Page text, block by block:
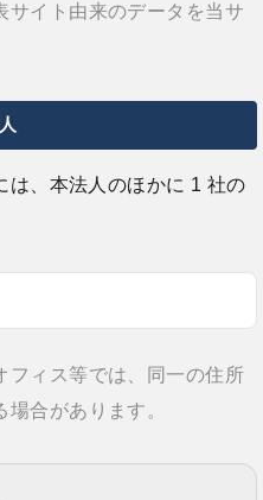
イト由来のデータを当サ
は、本法人のほかに 1 社の
ィス等では、同一の住所
合があります。